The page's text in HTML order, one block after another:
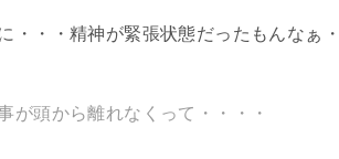
・・・精神が緊張状態だったもんなぁ・
が頭から離れなくって・・・・